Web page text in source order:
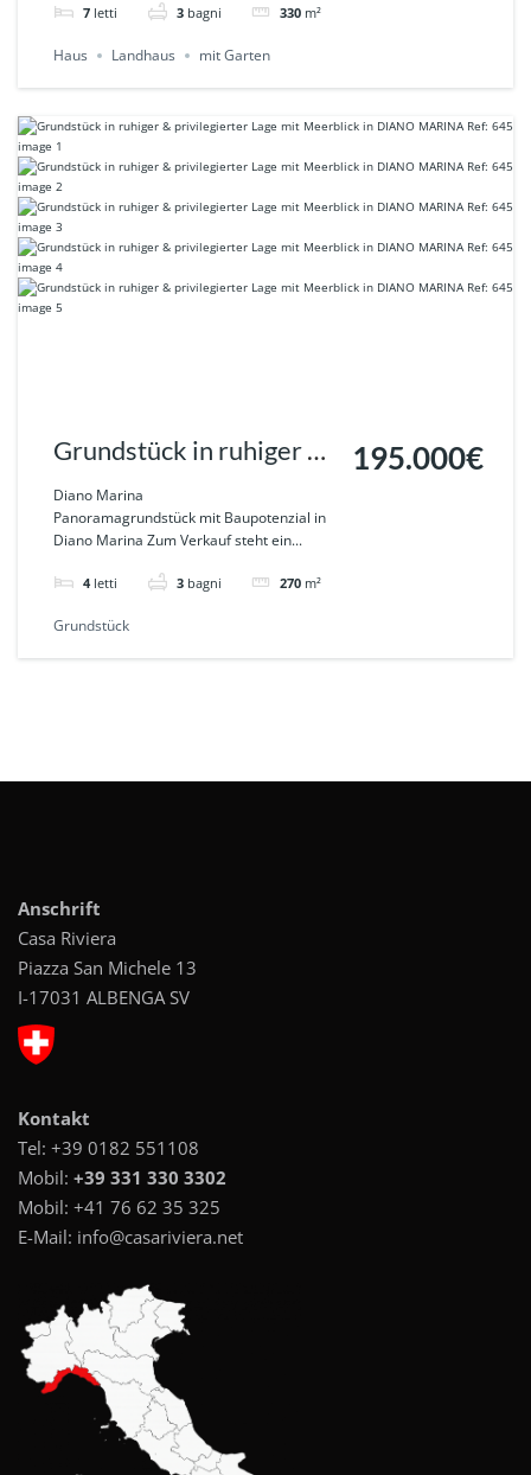
7 letti 3 bagni 330 m²
Haus Landhaus mit Garten
Grundstück in ruhiger &
privilegierter Lage mit
Meerblick in DIANO
MARINA Ref: 645
Diano Marina
Panoramagrundstück mit Baupotenzial in
Diano Marina Zum Verkauf steht ein...
4 letti 3 bagni 270 m²
195.000€
Grundstück
Anschrift
Casa Riviera
Piazza San Michele 13
I-17031 ALBENGA SV
Kontakt
Tel: +39 0182 551108
Mobil: +39 331 330 3302
Mobil: +41 76 62 35 325
E-Mail: info@casariviera.net